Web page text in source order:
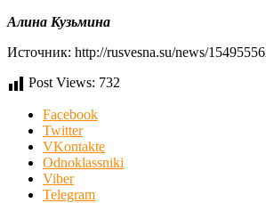
Алина Кузьмина
Источник: http://rusvesna.su/news/
Post Views: 732
Facebook
Twitter
VKontakte
Odnoklassniki
Viber
Telegram